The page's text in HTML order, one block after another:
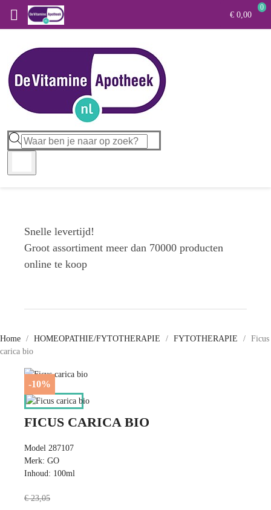
 € 0,00
0
Snelle levertijd!
Groot assortiment meer dan 70000 producten
online te koop
Home HOMEOPATHIE/FYTOTHERAPIE FYTOTHERAPIE
Ficus
carica bio
-10%
FICUS CARICA BIO
Model 287107
Merk: GO
Inhoud: 100ml
€ 23,05